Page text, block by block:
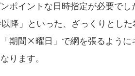
ポイントな日時指定が必要で
以降」といった、ざっくりとし
期間×曜日」で網を張るよう
ります。